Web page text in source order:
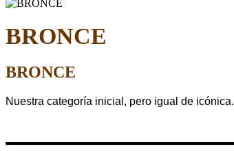
BRONCE
BRONCE
Nuestra categoría inicial, pero igual de icónica.